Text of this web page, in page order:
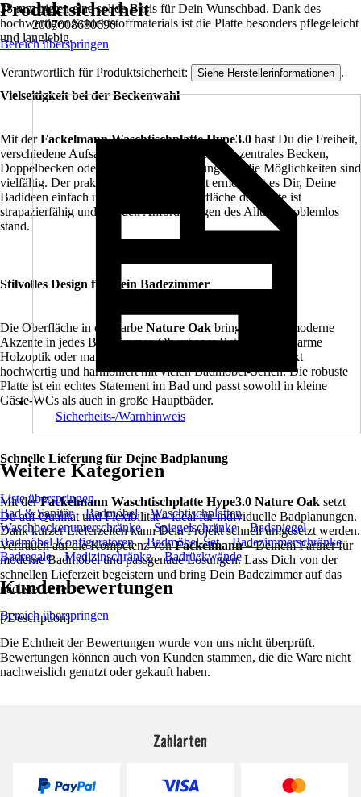
EAN
2007008680690
38 mm bieten eine solide Basis für Dein Wunschbad. Dank des
hochwertigen Schichtstoffmaterials ist die Platte besonders pflegeleicht
und langlebig.
Vielseitigkeit bei der Beckenwahl
Mit derFackelmann Waschtischplatte Hype3.0 hast Du die Freiheit,
verschiedene Aufsatzbecken zu montieren. Ob zentrales Becken,
Doppelbecken oder asymmetrische Lösungen – die Möglichkeiten sind
vielfältig. Der praktische Selbstausschnitt ermöglicht es Dir, Deine
Badideen einfach umzusetzen. Die Oberfläche der Platte ist
strapazierfähig und hält den Anforderungen des Alltags problemlos
stand.
Stilvolles Design für Dein Badezimmer
Die Oberfläche in der Farbe Nature Oak bringt Stil und moderne
Akzente in jedes Badezimmer. Ob urbaner Beton-Look, warme
Holzoptik oder markante Steinstruktur – jede Variante wirkt
hochwertig und harmoniert mit vielen Badmöbel-Serien. Die robuste
Platte ist ein echtes Statement im Bad und passt sowohl in kleine
Gäste-WCs als auch in große Hauptbäder.
Schnelle Lieferung für Deine Badplanung
Mit derFackelmann Waschtischplatte Hype3.0 Nature Oak setzt
Du auf Qualität und Flexibilität – ideal für individuelle Badplanungen.
Dank kurzer Lieferzeiten kann Dein Projekt schnell umgesetzt werden.
Vertrauen auf die Kompetenz vonFackelmann– Deinem Partner für
moderne Badmöbel und passgenaue Lösungen. Lass Dich von der
schnellen Lieferzeit begeistern und bring Dein Badezimmer auf das
nächste Level.
[/Description]
Produktsicherheit
Bereich überspringen
Verantwortlich für Produktsicherheit: Siehe Herstellerinformationen .
Sicherheits-/Warnhinweis
Weitere Kategorien
Liste überspringen
Bad & Sanitär
Badmöbel
Waschtischplatten
Waschbeckenunterschränke
Spiegelschränke
Badspiegel
Badmöbel Konfiguratoren
Badmöbel-Set
Badezimmerschränke
Badregale
Medizinschränke Badrückwände
Kundenbewertungen
Bereich überspringen
Die Echtheit der Bewertungen wurde von uns nicht überprüft.
Bewertungen können auch von Kunden stammen, die die Ware nicht
nachweislich genutzt oder gekauft haben.
Zahlarten